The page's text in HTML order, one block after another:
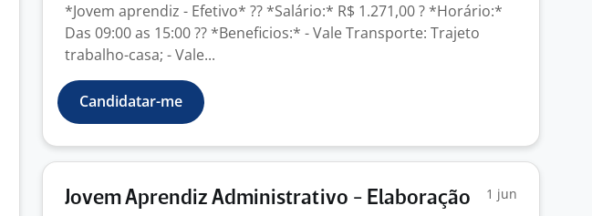
*Jovem aprendiz - Efetivo* ?? *Salário:* R$ 1.271,00 ? *Horário:*
Das 09:00 as 15:00 ?? *Beneficios:* - Vale Transporte: Trajeto
trabalho-casa; - Vale...
Candidatar-me
Jovem Aprendiz Administrativo - Elaboração
1 jun